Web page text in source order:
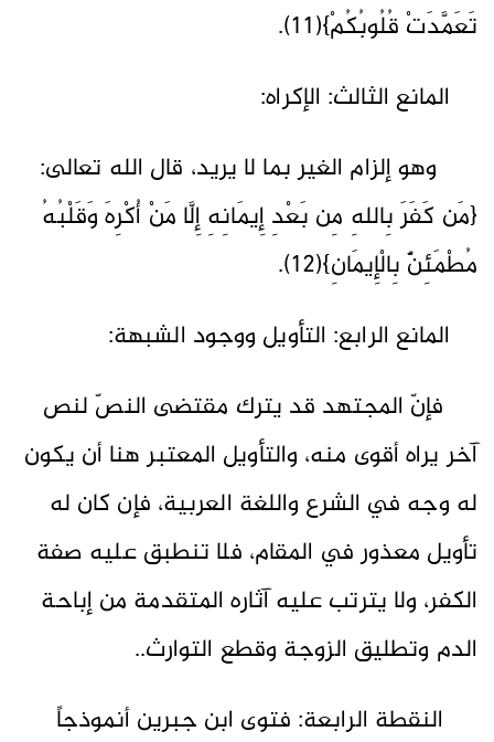
تَعَمَّدَتْ قُلُوبُكُمْ}(11).
المانع الثالث: الإكراه:
وهو إلزام الغير بما لا يريد، قال الله تعالى:
{مَن كَفَرَ بِاللهِ مِن بَعْدِ إِيمَانِهِ إِلَّا مَنْ أُكْرِهَ وَقَلْبُهُ
مُطْمَئِنٌّ بِالْإِيمَانِ}(12).
المانع الرابع: التأويل ووجود الشبهة:
فإنّ المجتهد قد يترك مقتضى النصّ لنص
آخر يراه أقوى منه، والتأويل المعتبر هنا أن يكون
له وجه في الشرع واللغة العربية، فإن كان له
تأويل معذور في المقام، فلا تنطبق عليه صفة
الكفر، ولا يترتب عليه آثاره المتقدمة من إباحة
الدم وتطليق الزوجة وقطع التوارث..
النقطة الرابعة: فتوى ابن جبرين أنموذجاً